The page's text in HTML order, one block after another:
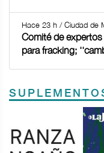
Hace 23 h / Ciudad de
Comité de
para fracking;